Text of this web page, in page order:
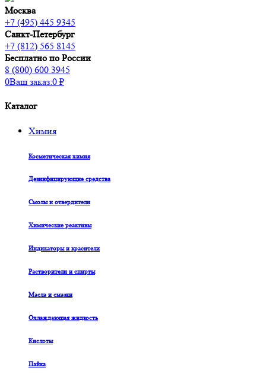
Москва
+7 (495) 445 9345
Санкт-Петербург
+7 (812) 565 8145
Бесплатно по России
8 (800) 600 3945
0Ваш заказ:0 ₽
Каталог
Химия
Косметическая химия
Дезинфицирующие средства
Смолы и отвердители
Химические реактивы
Индикаторы и красители
Растворители и спирты
Масла и смазки
Охлаждающая жидкость
Кислоты
Пайка